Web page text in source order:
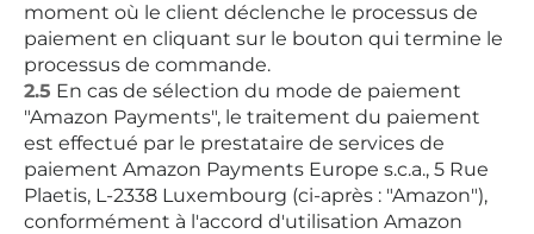
moment où le client déclenche le processus de
paiement en cliquant sur le bouton qui termine le
processus de commande.
2.5 En cas de sélection du mode de paiement
"Amazon Payments", le traitement du paiement
est effectué par le prestataire de services de
paiement Amazon Payments Europe s.c.a., 5 Rue
Plaetis, L-2338 Luxembourg (ci-après : "Amazon"),
conformément à l'accord d'utilisation Amazon